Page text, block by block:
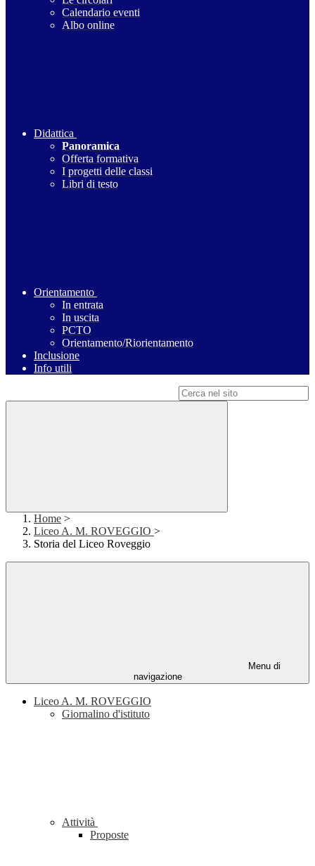
Calendario eventi
Albo online
Didattica
Panoramica
Offerta formativa
I progetti delle classi
Libri di testo
Orientamento
In entrata
In uscita
PCTO
Orientamento/Riorientamento
Inclusione
Info utili
Home >
Liceo A. M. ROVEGGIO >
Storia del Liceo Roveggio
Menu di
navigazione
Liceo A. M. ROVEGGIO
Giornalino d'istituto
Attività
Proposte